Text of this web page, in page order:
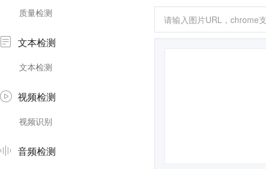
质量检测
文本检测
文本检测
视频检测
视频识别
音频检测